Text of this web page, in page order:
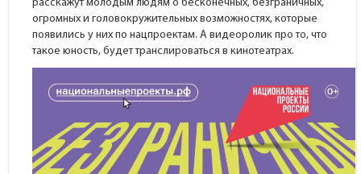
расскажут молодым людям о бесконечных, безграничных,
огромных и головокружительных возможностях, которые
появились у них по нацпроектам. А видеоролик про то, что
такое юность, будет транслироваться в кинотеатрах.